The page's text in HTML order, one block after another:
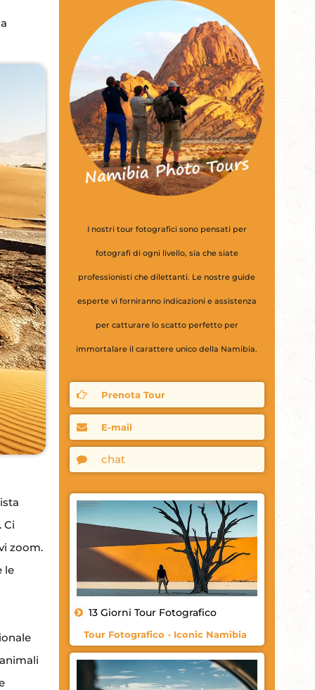
Ci
zoom.
le
I nostri tour fotografici sono pensati per
fotografi di ogni livello, sia che siate
professionisti che dilettanti. Le nostre guide
esperte vi forniranno indicazioni e assistenza
per catturare lo scatto perfetto per
immortalare il carattere unico della Namibia.
Prenota Tour
E-mail
chat
13 Giorni Tour Fotografico
Tour Fotografico - Iconic Namibia